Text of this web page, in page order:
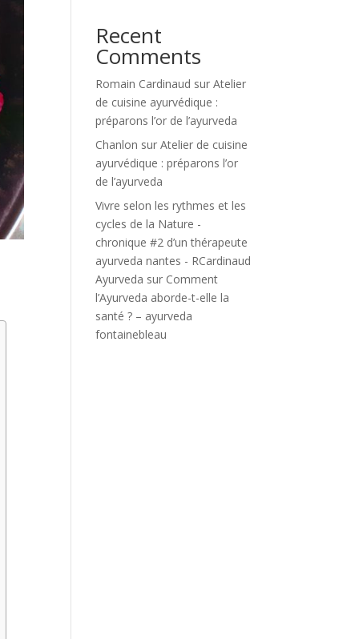
Recent
Comments
Romain Cardinaud surAtelier
de cuisine ayurvédique :
préparons l’or de l’ayurveda
Chanlon surAtelier de cuisine
ayurvédique : préparons l’or
de l’ayurveda
Vivre selon les rythmes et les
cycles de la Nature -
chronique #2 d’un thérapeute
ayurveda nantes - RCardinaud
Ayurveda sur Comment
l’Ayurveda aborde-t-elle la
santé ? – ayurveda
fontainebleau